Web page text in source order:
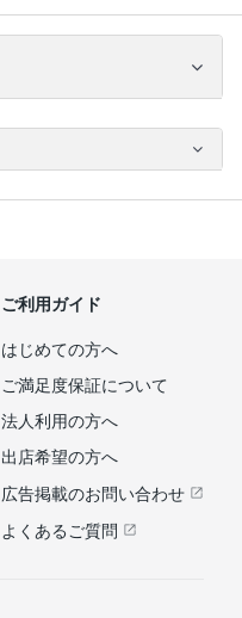
ご利用ガイド
はじめての方へ
ご満足度保証について
法人利用の方へ
出店希望の方へ
広告掲載のお問い合わせ
よくあるご質問